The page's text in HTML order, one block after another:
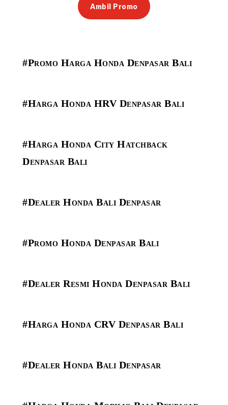
Ambil Promo
#Promo Harga Honda Denpasar Bali
#Harga Honda HRV Denpasar Bali
#Harga Honda City Hatchback
Denpasar Bali
#Dealer Honda Bali Denpasar
#Promo Honda Denpasar Bali
#Dealer Resmi Honda Denpasar Bali
#Harga Honda CRV Denpasar Bali
#Dealer Honda Bali Denpasar